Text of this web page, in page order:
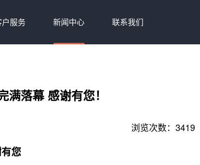
户服务 新闻中心 联系我们
落幕 感谢有您！
浏览次数：3419
您